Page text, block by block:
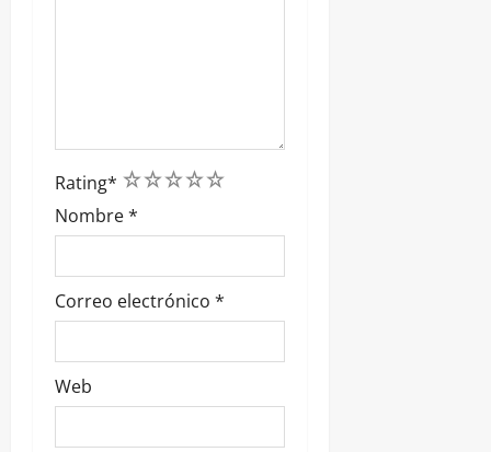
Rating* 5
4
3
2
1
Nombre*
Correo electrónico *
Web